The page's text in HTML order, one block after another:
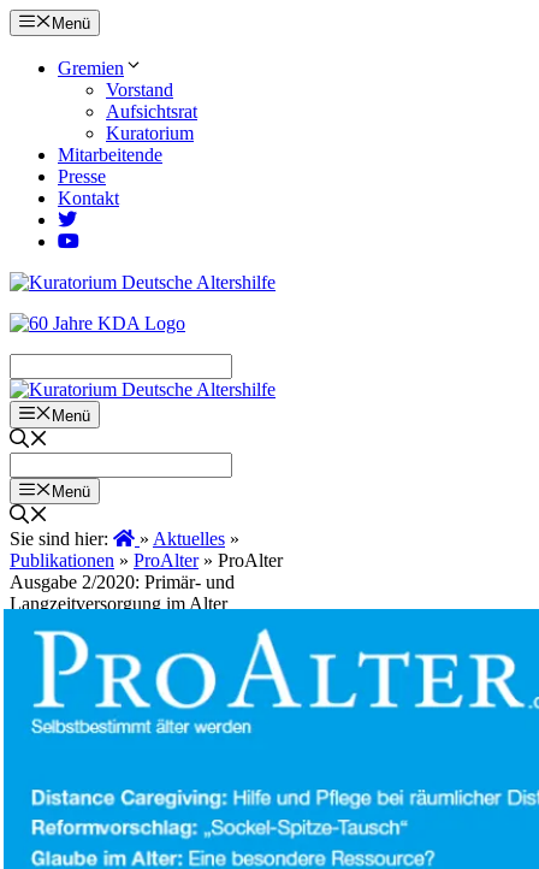
Zum
Inhalt
springen
Menü
Gremien
Vorstand
Aufsichtsrat
Kuratorium
Mitarbeitende
Presse
Kontakt
Menü
Menü
Sie sind hier: » Aktuelles »
Publikationen » ProAlter» ProAlter
Ausgabe 2/2020: Primär- und
Langzeitversorgung im Alter